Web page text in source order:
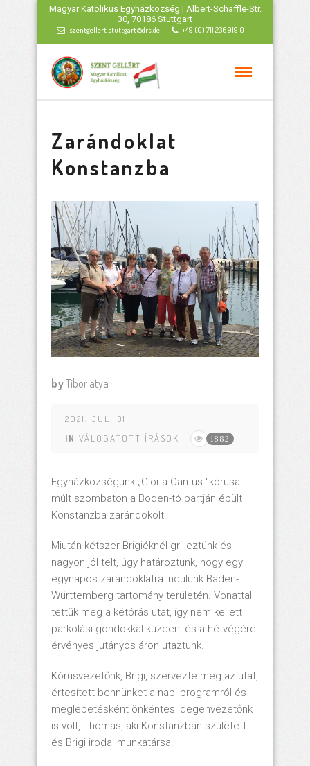
Magyar Katolikus Egyházközség | Albert-Schäffle-Str.
30, 70186 Stuttgart
szentgellert.stuttgart@drs.de +49 (0) 711 236 919 0
Zarándoklat
Konstanzba
byTibor atya
2021. JULI 31
IN VÁLOGATOTT ÍRÁSOK 1882
Egyházközségünk „Gloria Cantus “kórusa
múlt szombaton a Boden-tó partján épült
Konstanzba zarándokolt.
Miután kétszer Brigiéknél grilleztünk és
nagyon jól telt, úgy határoztunk, hogy egy
egynapos zarándoklatra indulunk Baden-
Württemberg tartomány területén. Vonattal
tettük meg a kétórás utat, így nem kellett
parkolási gondokkal küzdeni és a hétvégére
érvényes jutányos áron utaztunk.
Kórusvezetőnk, Brigi, szervezte meg az utat,
értesített bennünket a napi programról és
meglepetésként önkéntes idegenvezetőnk
is volt, Thomas, aki Konstanzban született
és Brigi irodai munkatársa.